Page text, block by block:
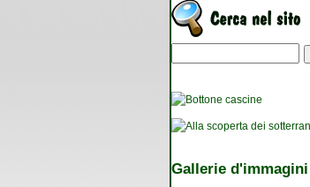
Maschera di ricerca
Gallerie d'immagini